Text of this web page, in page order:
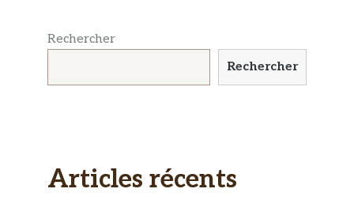
Rechercher
Rechercher
Articles récents